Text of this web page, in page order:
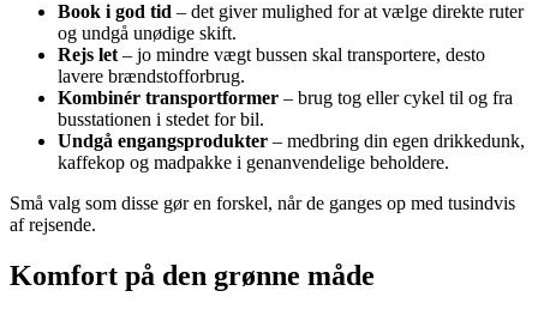
Book i god tid – det giver mulighed for at vælge direkte ruter
og undgå unødige skift.
Rejs let – jo mindre vægt bussen skal transportere, desto
lavere brændstofforbrug.
Kombinér transportformer – brug tog eller cykel til og fra
busstationen i stedet for bil.
Undgå engangsprodukter – medbring din egen drikkedunk,
kaffekop og madpakke i genanvendelige beholdere.
Små valg som disse gør en forskel, når de ganges op med tusindvis
af rejsende.
Komfort på den grønne måde